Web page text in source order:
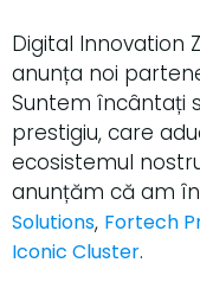
Digital Innovation
anunța noi
Suntem încântați
prestigiu, care
ecosistemul
anunțăm că am
Solutions, Fortech
Iconic Cluster.